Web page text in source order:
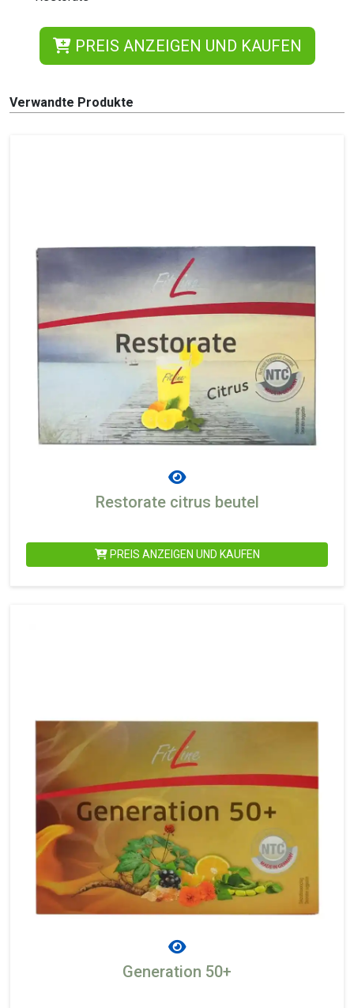
PREIS ANZEIGEN UND KAUFEN
Verwandte Produkte
Restorate citrus beutel
PREIS ANZEIGEN UND KAUFEN
Generation 50+